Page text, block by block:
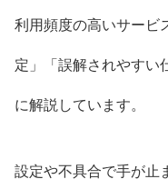
利用頻度の高いサービ
定」「誤解されやすい
に解説しています。
設定や不具合で手が止